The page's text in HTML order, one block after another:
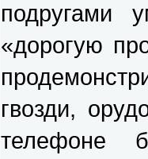
подругами
«дорогую
гвозди,
телефоне